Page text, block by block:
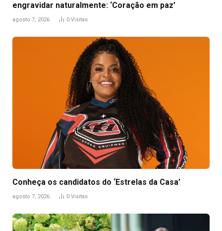
engravidar naturalmente: ‘Coração em paz’
agosto 7, 2026 0 Visitas
Conheça os candidatos do ‘Estrelas da Casa’
agosto 7, 2026 0 Visitas